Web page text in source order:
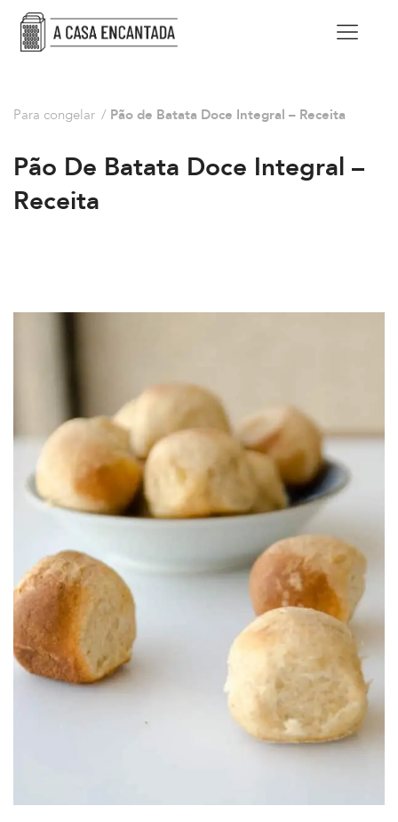
Para congelar / Pão de Batata Doce Integral – Receita
Pão De Batata Doce Integral –
Receita